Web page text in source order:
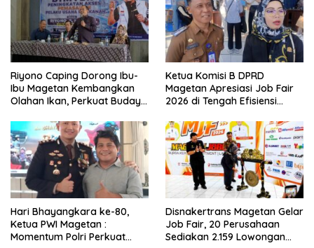
Riyono Caping Dorong Ibu-
Ibu Magetan Kembangkan
Olahan Ikan, Perkuat Budaya
Ketua Komisi B DPRD
Magetan Apresiasi Job Fair
2026 di Tengah Efisiensi
Hari Bhayangkara ke-80,
Ketua PWI Magetan :
Momentum Polri Perkuat
Disnakertrans Magetan Gelar
Job Fair, 20 Perusahaan
Sediakan 2.159 Lowongan